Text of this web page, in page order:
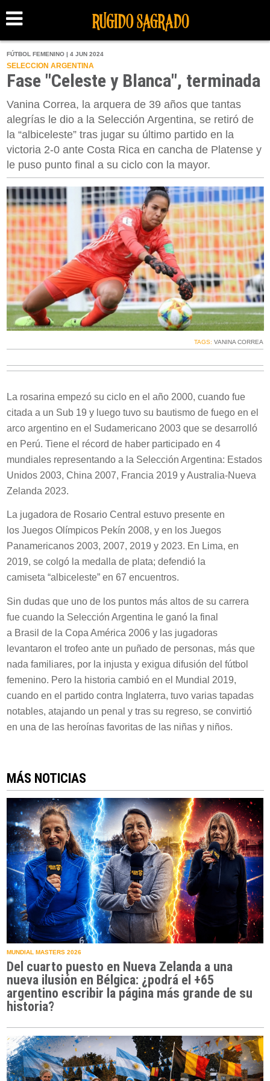
FÚTBOL FEMENINO | 4 JUN 2024
SELECCION ARGENTINA
Fase "Celeste y Blanca", terminada
Vanina Correa, la arquera de 39 años que tantas
alegrías le dio a la Selección Argentina, se retiró de
la “albiceleste” tras jugar su último partido en la
victoria 2-0 ante Costa Rica en cancha de Platense y
le puso punto final a su ciclo con la mayor.
TAGS: VANINA CORREA
La rosarina empezó su ciclo en el año 2000, cuando fue
citada a un Sub 19 y luego tuvo su bautismo de fuego en el
arco argentino en el Sudamericano 2003 que se desarrolló
en Perú. Tiene el récord de haber participado en 4
mundiales representando a la Selección Argentina: Estados
Unidos 2003, China 2007, Francia 2019 y Australia-Nueva
Zelanda 2023.
La jugadora de Rosario Central estuvo presente en
los Juegos Olímpicos Pekín 2008, y en los Juegos
Panamericanos 2003, 2007, 2019 y 2023. En Lima, en
2019, se colgó la medalla de plata; defendió la
camiseta “albiceleste” en 67 encuentros.
Sin dudas que uno de los puntos más altos de su carrera
fue cuando la Selección Argentina le ganó la final
a Brasil de la Copa América 2006 y las jugadoras
levantaron el trofeo ante un puñado de personas, más que
nada familiares, por la injusta y exigua difusión del fútbol
femenino. Pero la historia cambió en el Mundial 2019,
cuando en el partido contra Inglaterra, tuvo varias tapadas
notables, atajando un penal y tras su regreso, se convirtió
en una de las heroínas favoritas de las niñas y niños.
MÁS NOTICIAS
MUNDIAL MASTERS 2026
Del cuarto puesto en Nueva Zelanda a una
nueva ilusión en Bélgica: ¿podrá el +65
argentino escribir la página más grande de su
historia?